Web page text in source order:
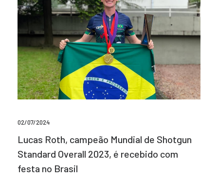
02/07/2024
Lucas Roth, campeão Mundial de Shotgun
Standard Overall 2023, é recebido com
festa no Brasil